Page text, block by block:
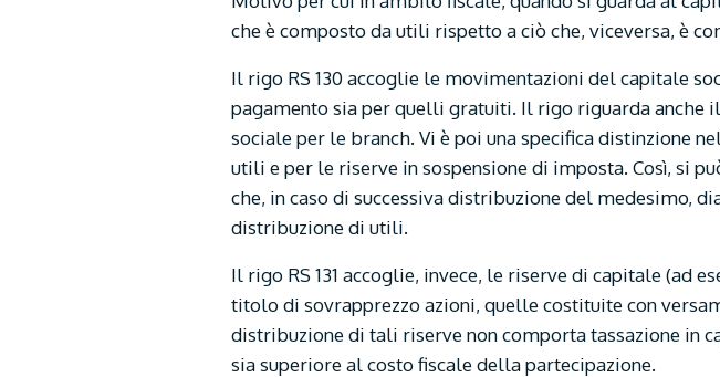
che è composto da utili rispetto a ciò che, viceversa, è
Il rigo RS 130 accoglie le movimentazioni del capitale
pagamento sia per quelli gratuiti. Il rigo riguarda anche
sociale per le branch. Vi è poi una specifica distinzione
utili e per le riserve in sospensione di imposta. Così, si
che, in caso di successiva distribuzione del medesimo,
distribuzione di utili.
Il rigo RS 131 accoglie, invece, le riserve di capitale (ad
titolo di sovrapprezzo azioni, quelle costituite con
distribuzione di tali riserve non comporta tassazione in
sia superiore al costo fiscale della partecipazione.